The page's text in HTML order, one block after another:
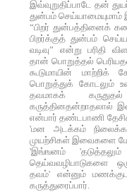
இவ்வுறுதிப்பாடே தன்
துன்பம்
“பிறர்‌ துன்பத்தினைக்‌
பிறர்க்குத்‌ துன்பம்‌
வடிவு” என்று பரிதி‌
தான்‌ பொறுத்தல்‌
கூடுமாயின்‌
பொறுத்துக்‌ கோடலும்‌
தவமாகக்‌
கருத்தினதன்றாதலால்
என்பார் தண்டபாணி
'மன அடக்கம்‌ நிலைக்க
முயற்சிகள்‌ இவைகளை
'இங்ஙனம்‌ 'தடுத்தலும்‌
தெய்வவழிபாடுகளை
தவம்‌' என்னும்‌
கருத்துரைப்பார்.